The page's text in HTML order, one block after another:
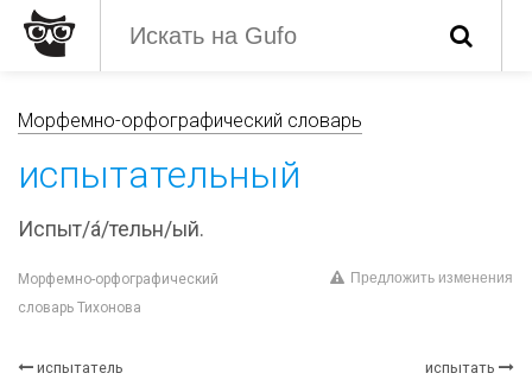
Морфемно-орфографический словарь
испытательный
Испыт/а́/тельн/ый.
Морфемно-орфографический
словарь Тихонова
Предложить изменения
испытатель испытать